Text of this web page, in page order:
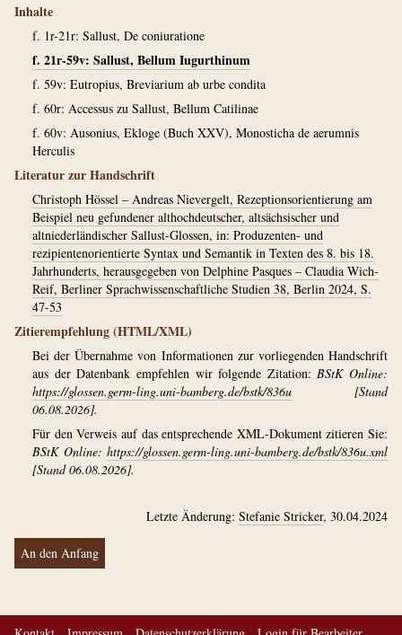
Inhalte
f. 1r-21r: Sallust, De coniuratione
f. 21r-59v: Sallust, Bellum Iugurthinum
f. 59v: Eutropius, Breviarium ab urbe condita
f. 60r: Accessus zu Sallust, Bellum Catilinae
f. 60v: Ausonius, Ekloge (Buch XXV), Monosticha de aerumnis
Herculis
Literatur zur Handschrift
Christoph Hössel – Andreas Nievergelt, Rezeptionsorientierung am
Beispiel neu gefundener althochdeutscher, altsächsischer und
altniederländischer Sallust-Glossen, in: Produzenten- und
rezipientenorientierte Syntax und Semantik in Texten des 8. bis 18.
Jahrhunderts, herausgegeben von Delphine Pasques – Claudia Wich-
Reif, Berliner Sprachwissenschaftliche Studien 38, Berlin 2024, S.
47-53
Zitierempfehlung (HTML/XML)
Bei der Übernahme von Informationen zur vorliegenden Handschrift
aus der Datenbank empfehlen wir folgende Zitation:BStK Online:
https://glossen.germ-ling.uni-bamberg.de/bstk/836u [Stand
06.08.2026].
Für den Verweis auf das entsprechende XML-Dokument zitieren Sie:
BStK Online: https://glossen.germ-ling.uni-bamberg.de/bstk/836u.xml
[Stand 06.08.2026].
Letzte Änderung: Stefanie Stricker, 30.04.2024
An den Anfang